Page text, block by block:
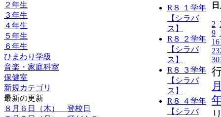
２年生
３年生
４年生
５年生
６年生
ひまわり学級
音楽・家庭科室
保健室
新規カテゴリ
最新の更新
８月６日（木） 登校日
R８ １学年
【シラバ
ス】
R８ ２学年
【シラバ
ス】
R８ ３学年
【シラバ
ス】
R８ ４学年
【シラバ
日
2
9
16
23
30